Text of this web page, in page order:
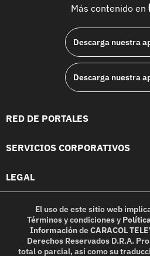
Más contenido en
Descarga nuestra
Descarga nuestra
RED DE PORTALES
SERVICIOS CORPORATIVOS
LEGAL
El uso de este sitio web
Términos y condicionesy
InformacióndeCARACOL
Derechos Reservados D.R.A.
total o parcial, así como su